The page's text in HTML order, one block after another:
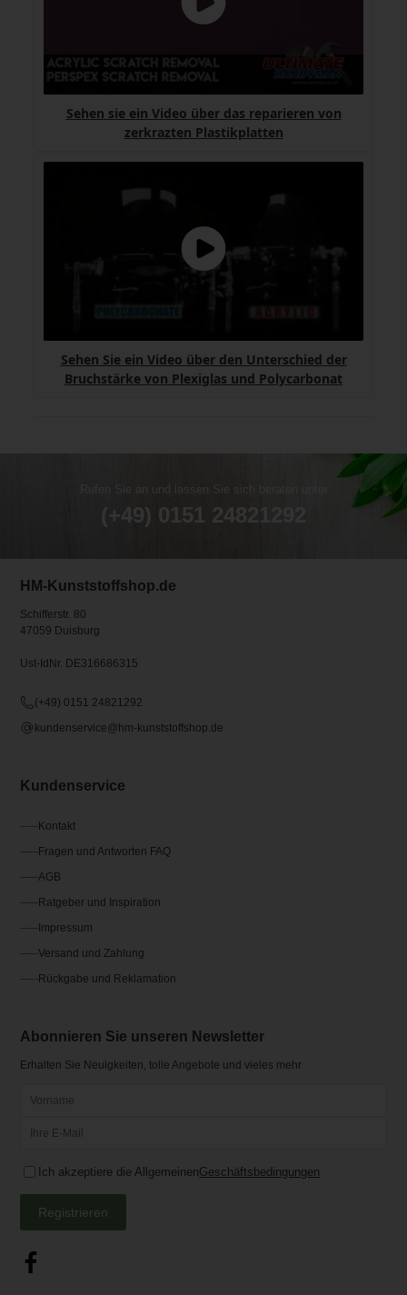
Sehen sie ein Video über das reparieren von
zerkrazten Plastikplatten
Sehen Sie ein Video über den Unterschied der
Bruchstärke von Plexiglas und Polycarbonat
Rufen Sie an und lassen Sie sich beraten unter
(+49) 0151 24821292
HM-Kunststoffshop.de
Schifferstr. 80
47059 Duisburg
Ust-IdNr. DE316686315
(+49) 0151 24821292
kundenservice@hm-kunststoffshop.de
Kundenservice
Kontakt
Fragen und Antworten FAQ
AGB
Ratgeber und Inspiration
Impressum
Versand und Zahlung
Rückgabe und Reklamation
Abonnieren Sie unseren Newsletter
Erhalten Sie Neuigkeiten, tolle Angebote und vieles mehr
Ich akzeptiere die AllgemeinenGeschäftsbedingungen
Registrieren